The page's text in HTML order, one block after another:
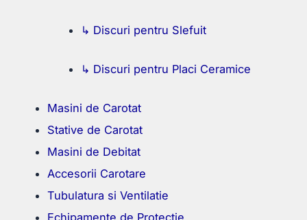
↳ Discuri pentru Slefuit
↳ Discuri pentru Placi Ceramice
Masini de Carotat
Stative de Carotat
Masini de Debitat
Accesorii Carotare
Tubulatura si Ventilatie
Echipamente de Protectie